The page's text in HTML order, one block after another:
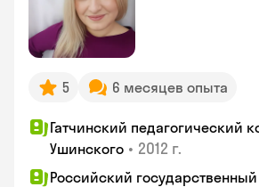
5 6 месяцев опыта
Гатчинский педагогический
Ушинского • 2012 г.
Российский государственный